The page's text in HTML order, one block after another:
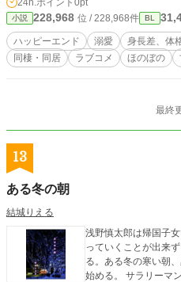
24h.ポイント 0pt
小説 228,968 位 / 228,968件 BL
ハッピーエンド 溺愛 身長差、体
同棲・同居
ラブコメ ほのぼの
最終
13
ある冬の朝
結城りえる
浅野慎太郎は帰国子
っていくことが出来
る。ある冬の寒い朝
始める。 サラリーマ